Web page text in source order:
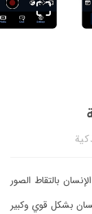
بالتقاط الصور
بشكل قوي وكبير